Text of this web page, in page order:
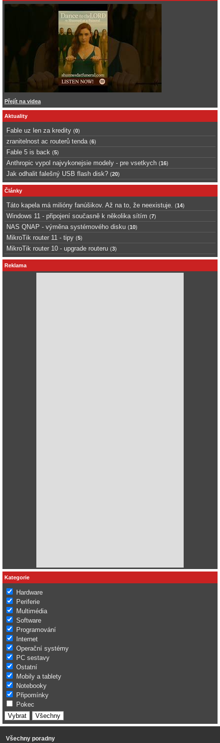
Přejít na videa
Aktuality
Fable uz len za kredity (0)
zranitelnost ac routerů tenda (6)
Fable 5 is back (5)
Anthropic vypol najvykonejsie modely - pre vsetkych (16)
Jak odhalit falešný USB flash disk? (20)
Články
Táto kapela má milióny fanúšikov. Až na to, že neexistuje. (14)
Windows 11 - připojení současně k několika sítím (7)
NAS QNAP - výměna systémového disku (10)
MikroTik router 11 - tipy (5)
MikroTik router 10 - upgrade routeru (3)
Reklama
Kategorie
Hardware
Periferie
Multimédia
Software
Programování
Internet
Operační systémy
PC sestavy
Ostatní
Mobily a tablety
Notebooky
Připomínky
Pokec
Všechny poradny